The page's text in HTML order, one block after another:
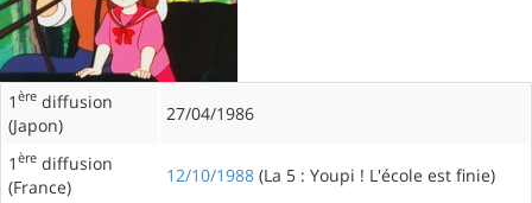
1 ère diffusion
(Japon)
27/04/1986
1 ère diffusion
(France)
12/10/1988 (La 5 : Youpi ! L'école est finie)